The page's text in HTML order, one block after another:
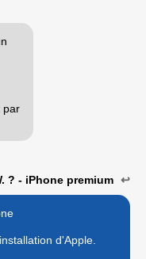
par
? - iPhone premium ↩
d'Apple.